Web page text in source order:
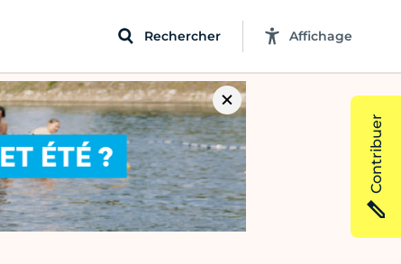
Rechercher Affichage
Contribuer